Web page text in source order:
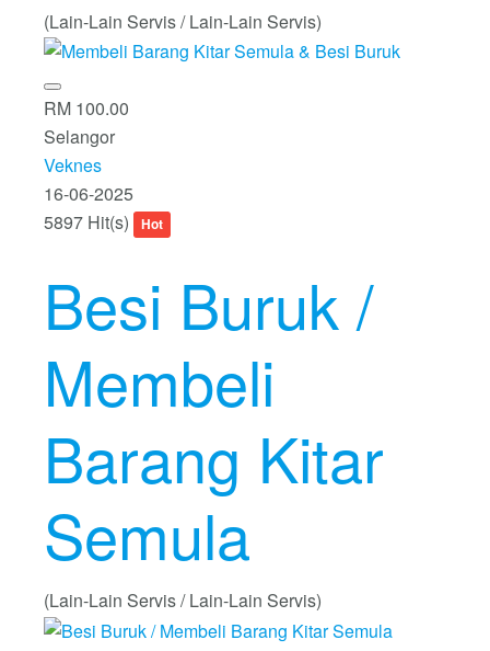
(Lain-Lain Servis / Lain-Lain Servis)
RM 100.00
Selangor
Veknes
16-06-2025
5897 Hit(s)
Hot
Besi Buruk /
Membeli
Barang Kitar
Semula
(Lain-Lain Servis / Lain-Lain Servis)